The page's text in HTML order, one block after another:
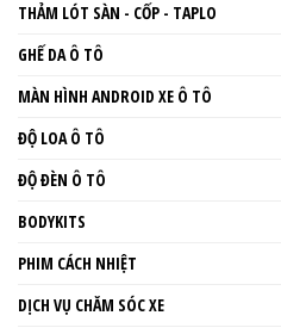
THẢM LÓT SÀN - CỐP - TAPLO
GHẾ DA Ô TÔ
MÀN HÌNH ANDROID XE Ô TÔ
ĐỘ LOA Ô TÔ
ĐỘ ĐÈN Ô TÔ
BODYKITS
PHIM CÁCH NHIỆT
DỊCH VỤ CHĂM SÓC XE